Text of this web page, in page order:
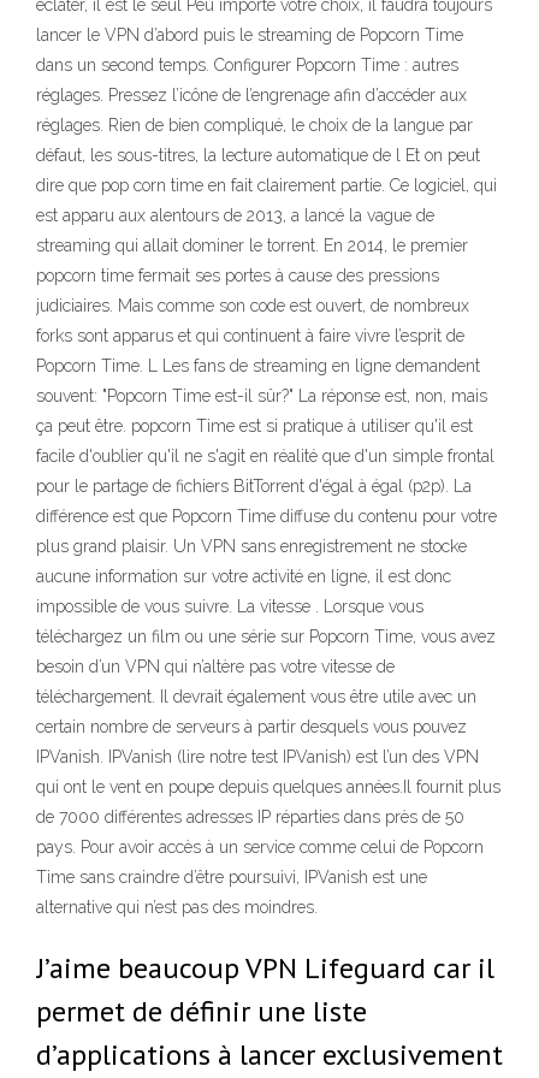
éclater, il est le seul Peu importe votre choix, il faudra toujours
lancer le VPN d’abord puis le streaming de Popcorn Time
dans un second temps. Configurer Popcorn Time : autres
réglages. Pressez l’icône de l’engrenage afin d’accéder aux
réglages. Rien de bien compliqué, le choix de la langue par
défaut, les sous-titres, la lecture automatique de l Et on peut
dire que pop corn time en fait clairement partie. Ce logiciel, qui
est apparu aux alentours de 2013, a lancé la vague de
streaming qui allait dominer le torrent. En 2014, le premier
popcorn time fermait ses portes à cause des pressions
judiciaires. Mais comme son code est ouvert, de nombreux
forks sont apparus et qui continuent à faire vivre l’esprit de
Popcorn Time. L Les fans de streaming en ligne demandent
souvent: "Popcorn Time est-il sûr?" La réponse est, non, mais
ça peut être. popcorn Time est si pratique à utiliser qu'il est
facile d'oublier qu'il ne s'agit en réalité que d'un simple frontal
pour le partage de fichiers BitTorrent d'égal à égal (p2p). La
différence est que Popcorn Time diffuse du contenu pour votre
plus grand plaisir. Un VPN sans enregistrement ne stocke
aucune information sur votre activité en ligne, il est donc
impossible de vous suivre. La vitesse . Lorsque vous
téléchargez un film ou une série sur Popcorn Time, vous avez
besoin d’un VPN qui n’altère pas votre vitesse de
téléchargement. Il devrait également vous être utile avec un
certain nombre de serveurs à partir desquels vous pouvez
IPVanish. IPVanish (lire notre test IPVanish) est l’un des VPN
qui ont le vent en poupe depuis quelques années.Il fournit plus
de 7000 différentes adresses IP réparties dans près de 50
pays. Pour avoir accès à un service comme celui de Popcorn
Time sans craindre d’être poursuivi, IPVanish est une
alternative qui n’est pas des moindres.
J’aime beaucoup VPN Lifeguard car il
permet de définir une liste
d’applications à lancer exclusivement